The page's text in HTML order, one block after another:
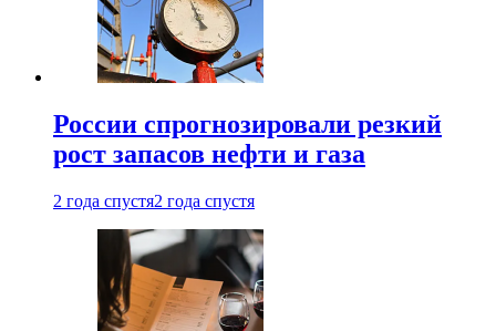
России спрогнозировали резкий
рост запасов нефти и газа
2 года спустя2 года спустя